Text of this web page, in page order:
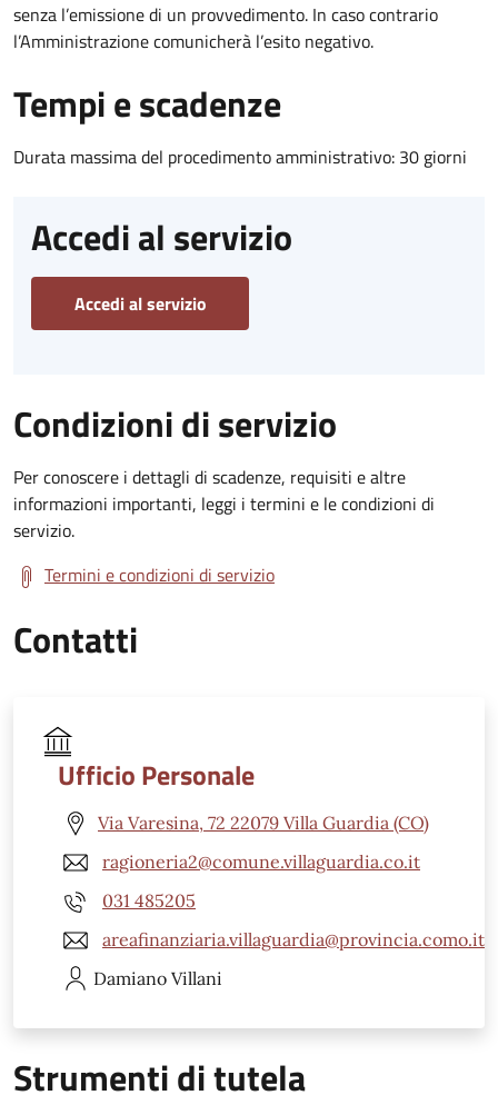
senza l’emissione di un provvedimento. In caso contrario
l’Amministrazione comunicherà l’esito negativo.
Tempi e scadenze
Durata massima del procedimento amministrativo: 30 giorni
Accedi al servizio
Accedi al servizio
Condizioni di servizio
Per conoscere i dettagli di scadenze, requisiti e altre
informazioni importanti, leggi i termini e le condizioni di
servizio.
Termini e condizioni di servizio
Contatti
Ufficio Personale
Via Varesina, 72 22079 Villa Guardia (CO)
ragioneria2@comune.villaguardia.co.it
031 485205
areafinanziaria.villaguardia@provincia.como.it
Damiano Villani
Strumenti di tutela